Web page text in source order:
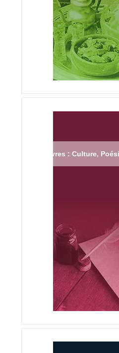
Livres : Culture,